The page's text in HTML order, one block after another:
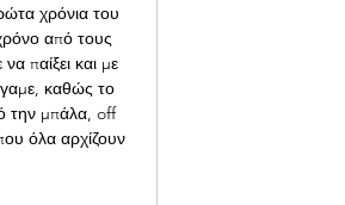
χρόνια του
από τους
παίξει και με
καθώς το
την μπάλα, off
όλα αρχίζουν